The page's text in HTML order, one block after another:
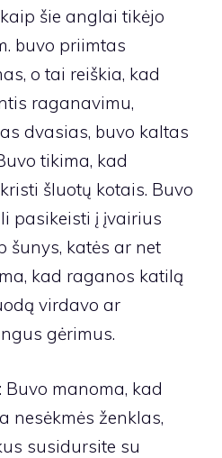
šie anglai tikėjo
buvo priimtas
o tai reiškia, kad
raganavimu,
dvasias, buvo kaltas
tikima, kad
šluotų kotais. Buvo
pasikeisti į įvairius
šunys, katės ar net
kad raganos katilą
virdavo ar
gėrimus.
: Buvo manoma, kad
nesėkmės ženklas,
susidursite su